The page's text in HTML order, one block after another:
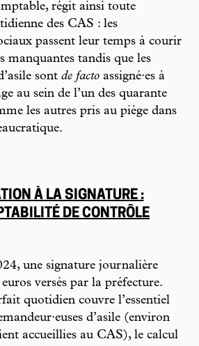
régit ainsi toute
des CAS : les
passent leur temps à courir
manquantes tandis que les
sont de facto assigné·es à
au sein de l’un des quarante
les autres pris au piège dans
À LA SIGNATURE :
DE CONTRÔLE
une signature journalière
versés par la préfecture.
quotidien couvre l’essentiel
d’asile (environ
accueillies au CAS), le calcul